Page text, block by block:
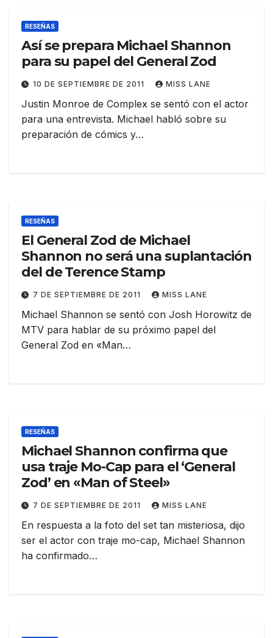
RESEÑAS
Así se prepara Michael Shannon
para su papel del General Zod
10 DE SEPTIEMBRE DE 2011 MISS LANE
Justin Monroe de Complex se sentó con el actor
para una entrevista. Michael habló sobre su
preparación de cómics y…
RESEÑAS
El General Zod de Michael
Shannon no será una suplantación
del de Terence Stamp
7 DE SEPTIEMBRE DE 2011 MISS LANE
Michael Shannon se sentó con Josh Horowitz de
MTV para hablar de su próximo papel del
General Zod en «Man…
RESEÑAS
Michael Shannon confirma que
usa traje Mo-Cap para el ‘General
Zod’ en «Man of Steel»
7 DE SEPTIEMBRE DE 2011 MISS LANE
En respuesta a la foto del set tan misteriosa, dijo
ser el actor con traje mo-cap, Michael Shannon
ha confirmado…